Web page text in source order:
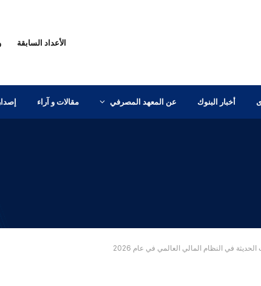
الأعداد السابقة
أخبار البنوك عن المعهد المصرفي مقالات و آراء
في النظام المالي العالمي في عام 2026